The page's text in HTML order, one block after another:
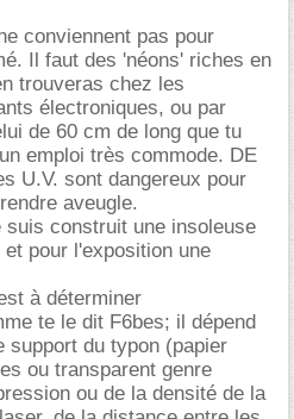
conviennent pas pour
Il faut des 'néons' riches en
trouveras chez les
électroniques, ou par
de 60 cm de long que tu
emploi très commode. DE
U.V. sont dangereux pour
aveugle.
suis construit une insoleuse
pour l'exposition une
à déterminer
te le dit F6bes; il dépend
support du typon (papier
ou transparent genre
ou de la densité de la